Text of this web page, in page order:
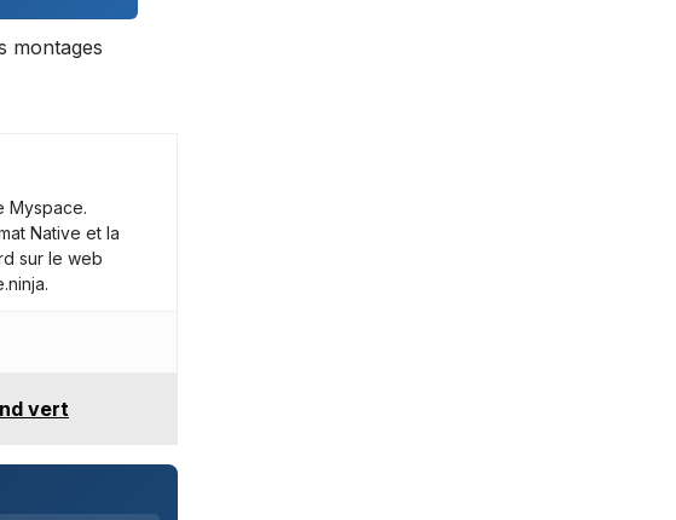
montages
Myspace.
Native et la
sur le web
vert